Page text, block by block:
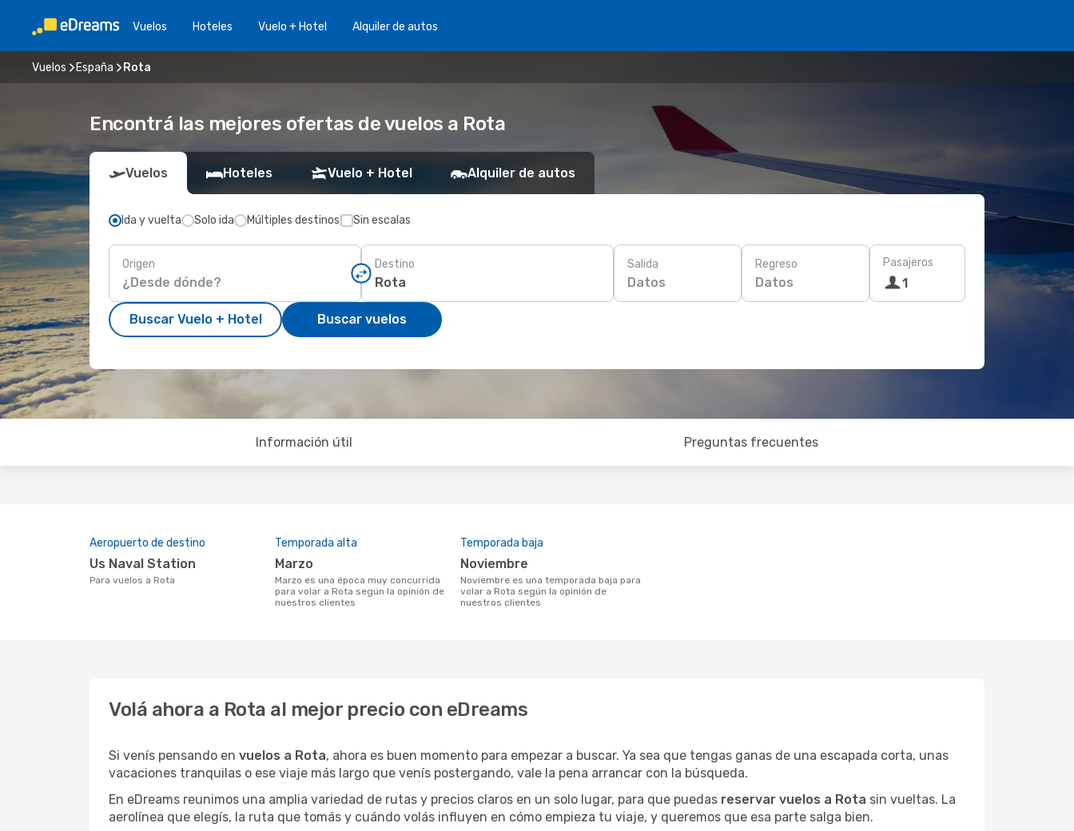
Vuelos Hoteles Vuelo + Hotel Alquiler de autos
Vuelos España Rota
Encontrá las mejores ofertas de vuelos a Rota
Vuelos Hoteles Vuelo + Hotel Alquiler de autos
Ida y vuelta Solo ida Múltiples destinos Sin escalas
Origen Destino Salida
Datos
Regreso
Datos
Pasajeros
1
Buscar Vuelo + Hotel Buscar vuelos
Información útil Preguntas frecuentes
Aeropuerto de destino
Us Naval Station
Para vuelos a Rota
Temporada alta
marzo
marzo es una época muy concurrida
para volar a Rota según la opinión de
nuestros clientes
Temporada baja
noviembre
noviembre es una temporada baja para
volar a Rota según la opinión de
nuestros clientes
Volá ahora a Rota al mejor precio con eDreams
Si venís pensando en vuelos a Rota, ahora es buen momento para empezar a buscar. Ya sea que tengas ganas de una escapada corta, unas
vacaciones tranquilas o ese viaje más largo que venís postergando, vale la pena arrancar con la búsqueda.
En eDreams reunimos una amplia variedad de rutas y precios claros en un solo lugar, para que puedas reservar vuelos a Rota sin vueltas. La
aerolínea que elegís, la ruta que tomás y cuándo volás influyen en cómo empieza tu viaje, y queremos que esa parte salga bien.